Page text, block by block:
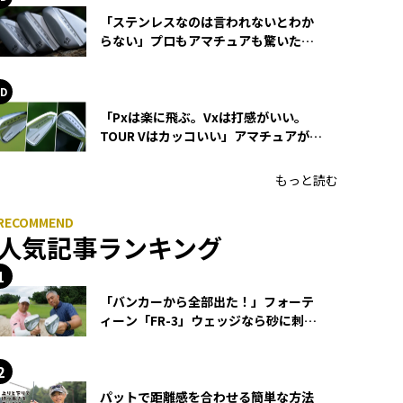
「ステンレスなのは言われないとわか
らない」プロもアマチュアも驚いた
「Pxは楽に飛ぶ。Vxは打感がいい。
TOUR Vはカッコいい」アマチュアが選
もっと読む
気記事ランキング
「バンカーから全部出た！」フォーテ
ィーン「FR-3」ウェッジなら砂に刺さ
パットで距離感を合わせる簡単な方法